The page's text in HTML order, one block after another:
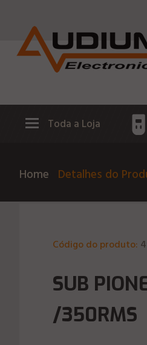
Toda a Loja
Home Detalhes do
Código do produto:
SUB
/350RMS